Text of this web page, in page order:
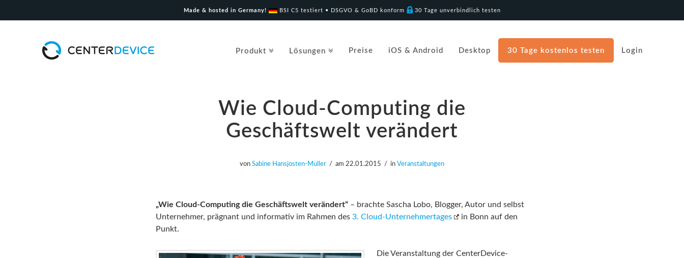
Made & hosted in Germany! BSI C5 testiert • DSGVO & GoBD konform 30 Tage unverbindlich testen
Produkt Lösungen Preise iOS & Android Desktop 30 Tage kostenlos testen Login
Wie Cloud-Computing die
Geschäftswelt verändert
vonSabine Hansjosten-Müller am 22.01.2015 in Veranstaltungen
„Wie Cloud-Computing die Geschäftswelt verändert“– brachte Sascha Lobo, Blogger, Autor und selbst
Unternehmer, prägnant und informativ im Rahmen des 3. Cloud-Unternehmertages
in Bonn auf den
Punkt.
Die Veranstaltung der CenterDevice-